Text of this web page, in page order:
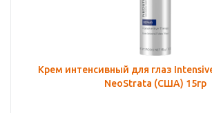
Крем интенсивный для глаз
NeoStrata (США) 15гр